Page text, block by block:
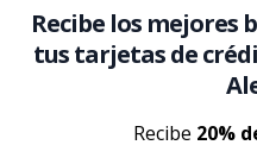
Recibe los mejores
tus tarjetas de
Recibe 20%